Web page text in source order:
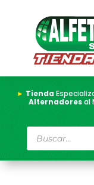
► Tienda
Alternadoresal
Búsqueda
de
productos